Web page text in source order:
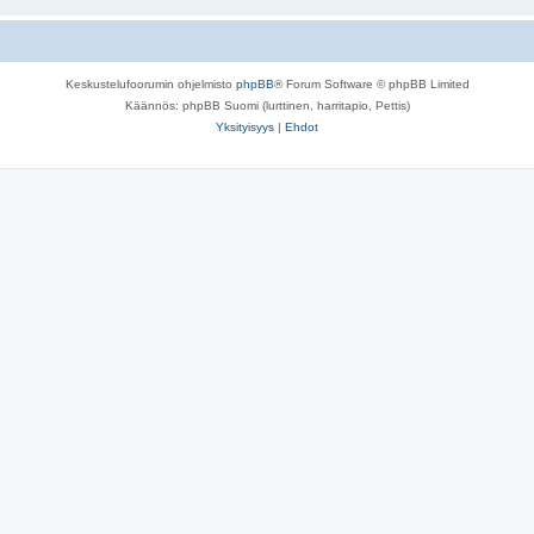
Keskustelufoorumin ohjelmisto phpBB® Forum Software © phpBB Limited
Käännös: phpBB Suomi (lurttinen, harritapio, Pettis)
Yksityisyys | Ehdot